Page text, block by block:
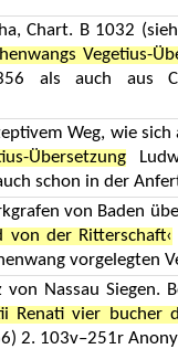
Chart. B 1032
Vegetius-
als auch aus
Weg, wie
Übersetzung
schon in der
von Baden
von der Ritterschaft‹
vorgelegten
von Nassau Siegen.
Renati vier bucher
2. 103v–251r